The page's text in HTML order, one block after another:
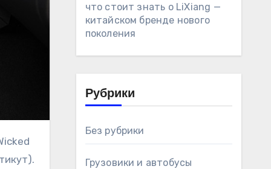
что стоит знать о LiXiang —
китайском бренде нового
поколения
Рубрики
Без рубрики
Грузовики и автобусы